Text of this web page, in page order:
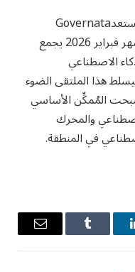
احتفالاً بحصولها على هذا التمويل، تستعدGovernata
لاستضافة حفل في الرياض خلال شهر فبراير 2026 يجمع
الاصطناعي
هذا الملتقى الضوء
المُمكِّن الأساسي
والمحرك
في المنطقة.
Tumblr
البريد